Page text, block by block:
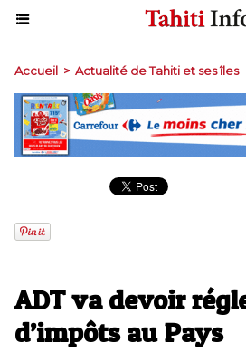
Accueil > Actualité de Tahiti et ses îles
ADT va devoir
d’impôts au Pays